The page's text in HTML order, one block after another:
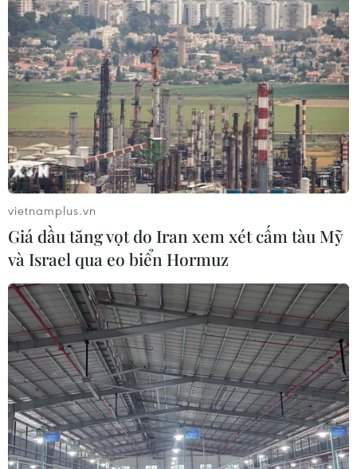
vietnamplus.vn
Giá dầu tăng vọt do Iran xem xét cấm tàu Mỹ
và Israel qua eo biển Hormuz